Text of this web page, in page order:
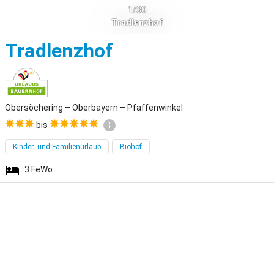
1/30
Tradlenzhof
Tradlenzhof
Obersöchering – Oberbayern – Pfaffenwinkel
bis
Kinder- und Familienurlaub Biohof
3 FeWo